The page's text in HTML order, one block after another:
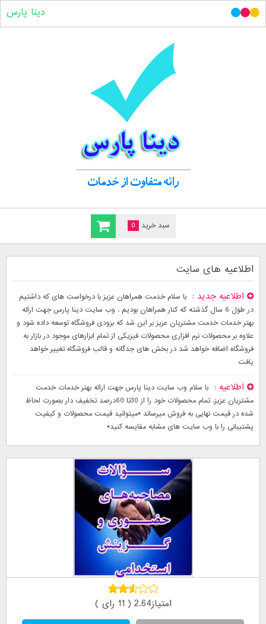
سبد خرید 0
دینا پارس
اطلاعیه های سایت
اطلاعیه جدید
با سلام خدمت همراهان عزیز با درخواست های که داشتیم
در طول 6 سال گذشته که کنار همراهان بودیم . وب سایت دینا پارس جهت ارائه
بهتر خدمات خدمت مشتریان عزیز بر این شد که بزودی فروشگاه توسعه داده شود و
علاوه بر محصولات نرم افزاری محصولات فیزیکی از تمام ابزارهای موجود در بازار به
فروشگاه اضافه خواهد شد در بخش های جدگانه و قالب فروشگاه تغییر خواهد
یافت
اطلاعیه
با سلام وب سایت دینا پارس جهت ارائه بهتر خدمات خدمت
مشتریان عزیز. تمام محصولات خود را از 30تا 60درصد تخفیف دار بصورت لحاظ
شده در قیمت نهایی به فروش میرساند *میتوانید قیمت محصولات و کیفیت
پشتیبانی را با وب سایت های مشابه مقایسه کنید*
امتیاز2.64 ( 11 رای )